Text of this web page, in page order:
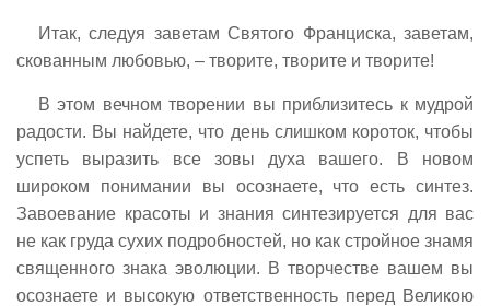
Итак, следуя заветам Святого Франциска, заветам,
скованным любовью, – творите, творите и творите!
В этом вечном творении вы приблизитесь к мудрой
радости. Вы найдете, что день слишком короток, чтобы
успеть выразить все зовы духа вашего. В новом
широком понимании вы осознаете, что есть синтез.
Завоевание красоты и знания синтезируется для вас
не как груда сухих подробностей, но как стройное знамя
священного знака эволюции. В творчестве вашем вы
осознаете и высокую ответственность перед Великою